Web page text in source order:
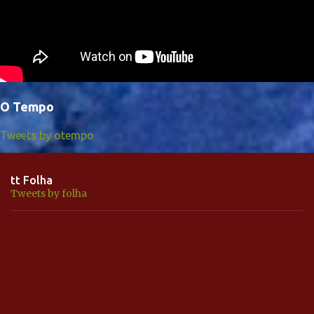
O Tempo
Tweets by otempo
tt Folha
Tweets by folha